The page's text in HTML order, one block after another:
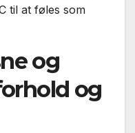
til at føles som
og
og